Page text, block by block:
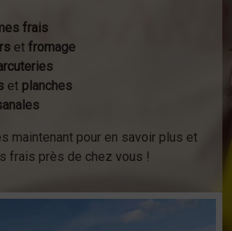
frais
et fromage
et planches
maintenant pour en savoir plus et
frais près de chez vous !